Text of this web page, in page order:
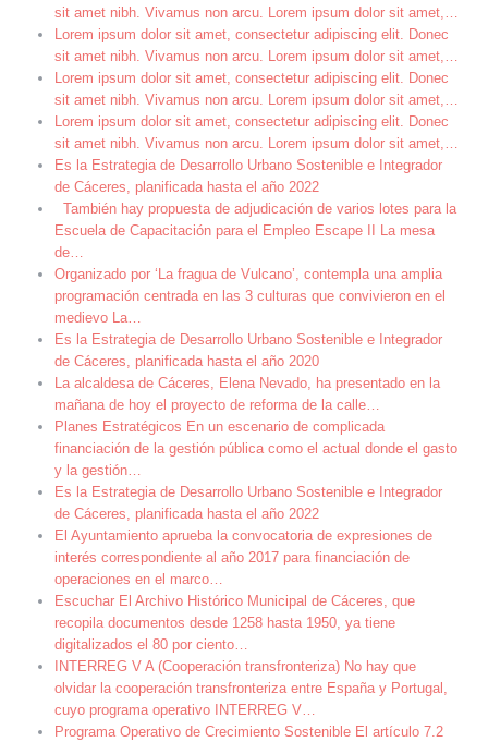
sit amet nibh. Vivamus non arcu. Lorem ipsum dolor sit amet,…
Lorem ipsum dolor sit amet, consectetur adipiscing elit. Donec
sit amet nibh. Vivamus non arcu. Lorem ipsum dolor sit amet,…
Lorem ipsum dolor sit amet, consectetur adipiscing elit. Donec
sit amet nibh. Vivamus non arcu. Lorem ipsum dolor sit amet,…
Lorem ipsum dolor sit amet, consectetur adipiscing elit. Donec
sit amet nibh. Vivamus non arcu. Lorem ipsum dolor sit amet,…
Es la Estrategia de Desarrollo Urbano Sostenible e Integrador
de Cáceres, planificada hasta el año 2022
También hay propuesta de adjudicación de varios lotes para la
Escuela de Capacitación para el Empleo Escape II La mesa
de…
Organizado por ‘La fragua de Vulcano’, contempla una amplia
programación centrada en las 3 culturas que convivieron en el
medievo La…
Es la Estrategia de Desarrollo Urbano Sostenible e Integrador
de Cáceres, planificada hasta el año 2020
La alcaldesa de Cáceres, Elena Nevado, ha presentado en la
mañana de hoy el proyecto de reforma de la calle…
Planes Estratégicos En un escenario de complicada
financiación de la gestión pública como el actual donde el gasto
y la gestión…
Es la Estrategia de Desarrollo Urbano Sostenible e Integrador
de Cáceres, planificada hasta el año 2022
El Ayuntamiento aprueba la convocatoria de expresiones de
interés correspondiente al año 2017 para financiación de
operaciones en el marco…
Escuchar El Archivo Histórico Municipal de Cáceres, que
recopila documentos desde 1258 hasta 1950, ya tiene
digitalizados el 80 por ciento…
INTERREG V A (Cooperación transfronteriza) No hay que
olvidar la cooperación transfronteriza entre España y Portugal,
cuyo programa operativo INTERREG V…
Programa Operativo de Crecimiento Sostenible El artículo 7.2